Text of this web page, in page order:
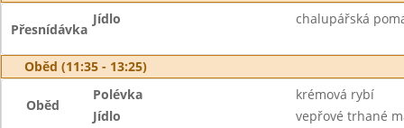
Přesnídávka
Jídlo chalupářská
Oběd (11:35 - 13:25)
Oběd
Polévka
krémová rybí
Jídlo
vepřové trhané